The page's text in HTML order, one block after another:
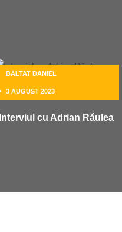
BALTAT DANIEL
3 AUGUST 2023
Interviul cu Adrian Răulea